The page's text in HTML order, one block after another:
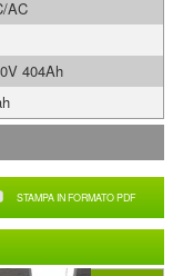
STAMPA IN FORMATO PDF
AC
404Ah